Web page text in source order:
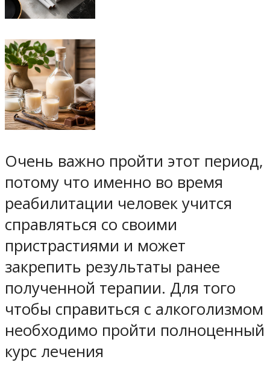
Очень важно пройти этот период,
потому что именно во время
реабилитации человек учится
справляться со своими
пристрастиями и может
закрепить результаты ранее
полученной терапии. Для того
чтобы справиться с алкоголизмом
необходимо пройти полноценный
курс лечения